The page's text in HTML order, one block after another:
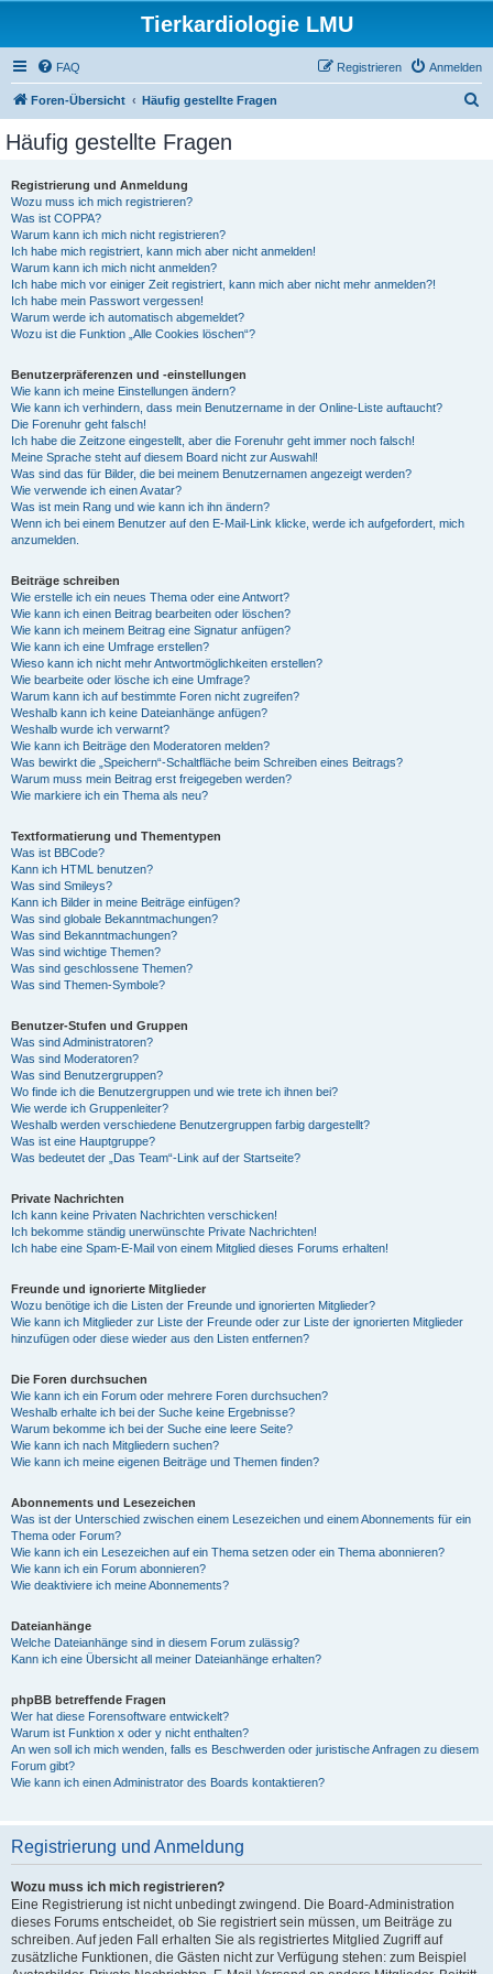
Tierkardiologie LMU
FAQ Anmelden
Registrieren
Foren-Übersicht Häufig gestellte Fragen
Häufig gestellte Fragen
Registrierung und Anmeldung
Wozu muss ich mich registrieren?
Was ist COPPA?
Warum kann ich mich nicht registrieren?
Ich habe mich registriert, kann mich aber nicht anmelden!
Warum kann ich mich nicht anmelden?
Ich habe mich vor einiger Zeit registriert, kann mich aber nicht mehr anmelden?!
Ich habe mein Passwort vergessen!
Warum werde ich automatisch abgemeldet?
Wozu ist die Funktion „Alle Cookies löschen“?
Benutzerpräferenzen und -einstellungen
Wie kann ich meine Einstellungen ändern?
Wie kann ich verhindern, dass mein Benutzername in der Online-Liste auftaucht?
Die Forenuhr geht falsch!
Ich habe die Zeitzone eingestellt, aber die Forenuhr geht immer noch falsch!
Meine Sprache steht auf diesem Board nicht zur Auswahl!
Was sind das für Bilder, die bei meinem Benutzernamen angezeigt werden?
Wie verwende ich einen Avatar?
Was ist mein Rang und wie kann ich ihn ändern?
Wenn ich bei einem Benutzer auf den E-Mail-Link klicke, werde ich aufgefordert, mich
anzumelden.
Beiträge schreiben
Wie erstelle ich ein neues Thema oder eine Antwort?
Wie kann ich einen Beitrag bearbeiten oder löschen?
Wie kann ich meinem Beitrag eine Signatur anfügen?
Wie kann ich eine Umfrage erstellen?
Wieso kann ich nicht mehr Antwortmöglichkeiten erstellen?
Wie bearbeite oder lösche ich eine Umfrage?
Warum kann ich auf bestimmte Foren nicht zugreifen?
Weshalb kann ich keine Dateianhänge anfügen?
Weshalb wurde ich verwarnt?
Wie kann ich Beiträge den Moderatoren melden?
Was bewirkt die „Speichern“-Schaltfläche beim Schreiben eines Beitrags?
Warum muss mein Beitrag erst freigegeben werden?
Wie markiere ich ein Thema als neu?
Textformatierung und Thementypen
Was ist BBCode?
Kann ich HTML benutzen?
Was sind Smileys?
Kann ich Bilder in meine Beiträge einfügen?
Was sind globale Bekanntmachungen?
Was sind Bekanntmachungen?
Was sind wichtige Themen?
Was sind geschlossene Themen?
Was sind Themen-Symbole?
Benutzer-Stufen und Gruppen
Was sind Administratoren?
Was sind Moderatoren?
Was sind Benutzergruppen?
Wo finde ich die Benutzergruppen und wie trete ich ihnen bei?
Wie werde ich Gruppenleiter?
Weshalb werden verschiedene Benutzergruppen farbig dargestellt?
Was ist eine Hauptgruppe?
Was bedeutet der „Das Team“-Link auf der Startseite?
Private Nachrichten
Ich kann keine Privaten Nachrichten verschicken!
Ich bekomme ständig unerwünschte Private Nachrichten!
Ich habe eine Spam-E-Mail von einem Mitglied dieses Forums erhalten!
Freunde und ignorierte Mitglieder
Wozu benötige ich die Listen der Freunde und ignorierten Mitglieder?
Wie kann ich Mitglieder zur Liste der Freunde oder zur Liste der ignorierten Mitglieder
hinzufügen oder diese wieder aus den Listen entfernen?
Die Foren durchsuchen
Wie kann ich ein Forum oder mehrere Foren durchsuchen?
Weshalb erhalte ich bei der Suche keine Ergebnisse?
Warum bekomme ich bei der Suche eine leere Seite?
Wie kann ich nach Mitgliedern suchen?
Wie kann ich meine eigenen Beiträge und Themen finden?
Abonnements und Lesezeichen
Was ist der Unterschied zwischen einem Lesezeichen und einem Abonnements für ein
Thema oder Forum?
Wie kann ich ein Lesezeichen auf ein Thema setzen oder ein Thema abonnieren?
Wie kann ich ein Forum abonnieren?
Wie deaktiviere ich meine Abonnements?
Dateianhänge
Welche Dateianhänge sind in diesem Forum zulässig?
Kann ich eine Übersicht all meiner Dateianhänge erhalten?
phpBB betreffende Fragen
Wer hat diese Forensoftware entwickelt?
Warum ist Funktion x oder y nicht enthalten?
An wen soll ich mich wenden, falls es Beschwerden oder juristische Anfragen zu diesem
Forum gibt?
Wie kann ich einen Administrator des Boards kontaktieren?
Registrierung und Anmeldung
Wozu muss ich mich registrieren?
Eine Registrierung ist nicht unbedingt zwingend. Die Board-Administration
dieses Forums entscheidet, ob Sie registriert sein müssen, um Beiträge zu
schreiben. Auf jeden Fall erhalten Sie als registriertes Mitglied Zugriff auf
zusätzliche Funktionen, die Gästen nicht zur Verfügung stehen: zum Beispiel